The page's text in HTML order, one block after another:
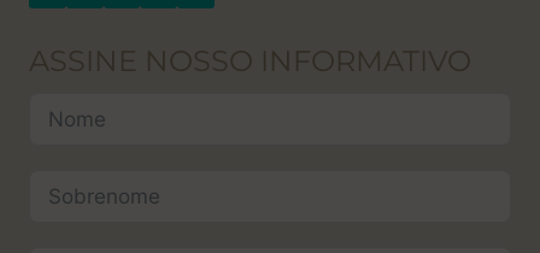
ASSINE NOSSO INFORMATIVO